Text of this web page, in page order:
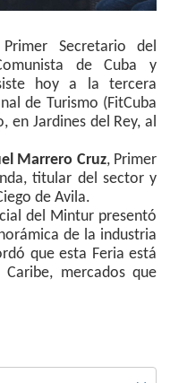
Secretario del
de Cuba y
hoy a la tercera
de Turismo (FitCuba
en Jardines del Rey, al
Marrero Cruz, Primer
titular del sector y
de Avila.
del Mintur presentó
de la industria
que esta Feria está
mercados que